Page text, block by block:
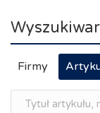
Firmy